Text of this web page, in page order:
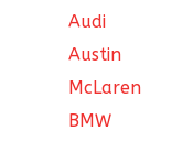
Audi
Austin
McLaren
BMW